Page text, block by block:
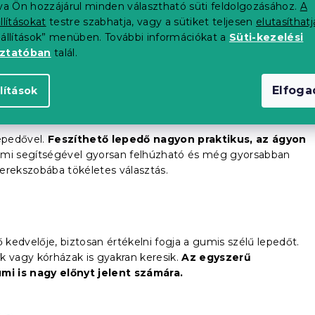
Ön hozzájárul minden választható süti feldolgozásához. A
testre szabhatja, vagy a sütiket teljesen
menüben. További információkat a Süti-kezelési
talál.
a hálószobájában.
Feszíthető lepedő nagyon praktikus, az ágyon
segítségével gyorsan felhúzható és még gyorsabban
tökéletes választás.
biztosan értékelni fogja a gumis szélű lepedőt.
vagy kórházak is gyakran keresik. Az egyszerű
is nagy előnyt jelent számára.